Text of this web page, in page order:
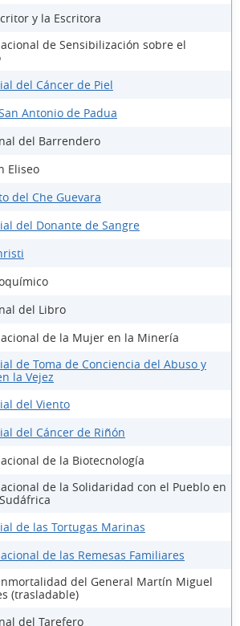
y la Escritora
de Sensibilización sobre el
del Cáncer de Piel
Antonio de Padua
del Barrendero
Eliseo
del Che Guevara
del Donante de Sangre
del Libro
de la Mujer en la Minería
de Toma de Conciencia del Abuso y
la Vejez
del Viento
del Cáncer de Riñón
de la Biotecnología
de la Solidaridad con el Pueblo en
de las Tortugas Marinas
de las Remesas Familiares
del General Martín Miguel
(trasladable)
del Tarefero